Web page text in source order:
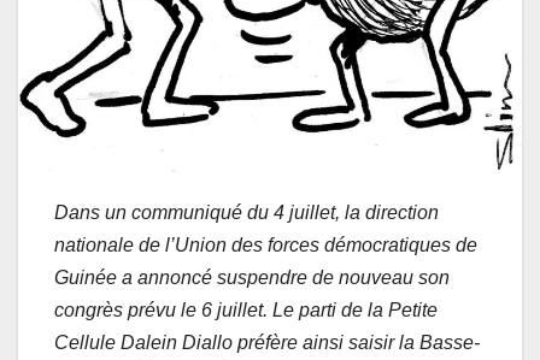
Dans un communiqué du 4 juillet, la direction
nationale de l’Union des forces démocratiques de
Guinée a annoncé suspendre de nouveau son
congrès prévu le 6 juillet. Le parti de la Petite
Cellule Dalein Diallo préfère ainsi saisir la Basse-